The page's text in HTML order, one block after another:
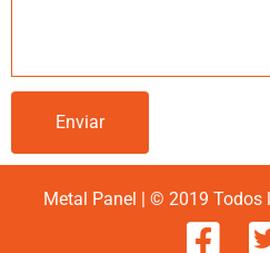
Metal Panel | © 2019 Todos